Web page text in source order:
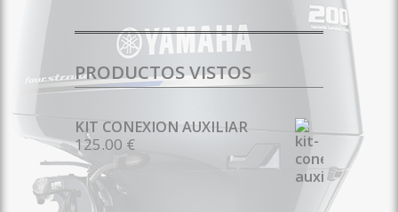
PRODUCTOS VISTOS
KIT CONEXION AUXILIAR
125.00 €